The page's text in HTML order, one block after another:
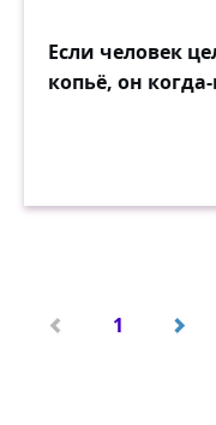
Если человек
копьё, он
1